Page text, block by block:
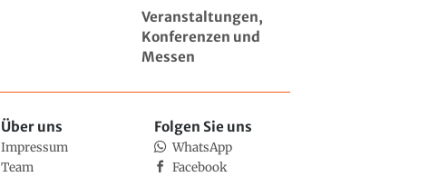
Veranstaltungen,
Konferenzen und
Messen
Über uns
Impressum
Team
Folgen Sie uns
WhatsApp
Facebook